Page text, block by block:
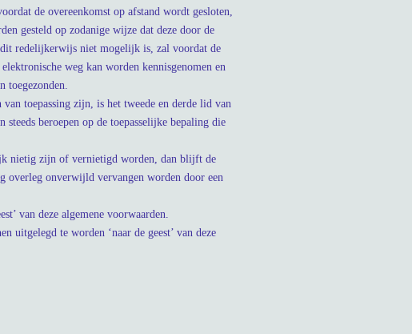
de overeenkomst op afstand wordt gesloten,
gesteld op zodanige wijze dat deze door de
dit redelijkerwijs niet mogelijk is, zal voordat de
weg kan worden kennisgenomen en
toegezonden.
toepassing zijn, is het tweede en derde lid van
beroepen op de toepasselijke bepaling die
nietig zijn of vernietigd worden, dan blijft de
overleg onverwijld vervangen worden door een
van deze algemene voorwaarden.
uitgelegd te worden ‘naar de geest’ van deze